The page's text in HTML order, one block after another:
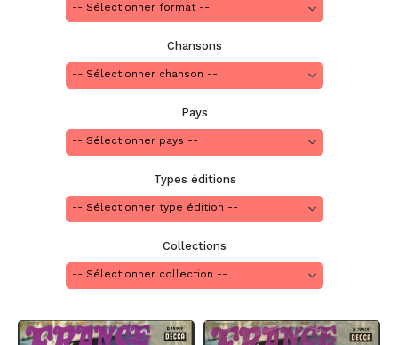
Chansons
Pays
Types éditions
Collections